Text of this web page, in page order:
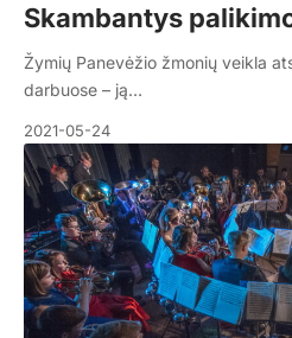
Skambantys
Žymių Panevėžio žmonių veikla
darbuose – ją…
2021-05-24